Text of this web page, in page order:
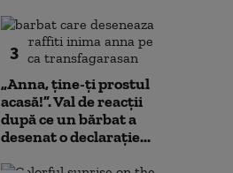
3
„Anna, ţine-ţi prostul
acasă!”. Val de reacții
după ce un bărbat a
desenat o declarație...